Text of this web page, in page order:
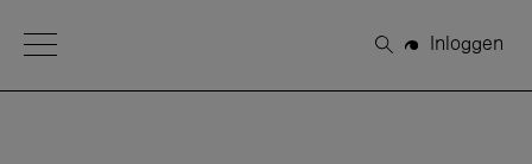
Open Menu
Zoeken
Inloggen